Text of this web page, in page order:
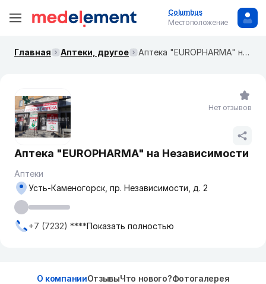
Columbus
Местоположение
Главная Аптеки, другое Аптека "EUROPHARMA" на Независимости
Аптека "EUROPHARMA" на Независимости
Аптеки
Усть-Каменогорск, пр. Независимости, д. 2
+7 (7232) ****Показать полностью
Нет отзывов
О компанииОтзывыЧто нового?Фотогалерея